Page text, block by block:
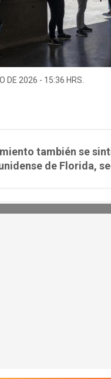
DE 2026 - 15:36 HRS.
también se
de Florida,